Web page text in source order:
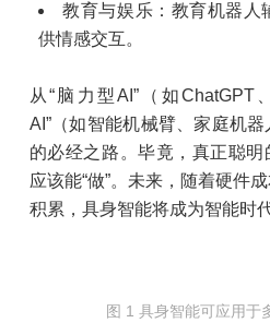
教育与娱乐：教育机器人
供情感交互。
从“脑力型AI”（如ChatGPT
AI”（如智能机械臂、家庭机
的必经之路。毕竟，真正聪明
应该能“做”。未来，随着硬件
积累，具身智能将成为智能时
图 1 具身智能可应用于